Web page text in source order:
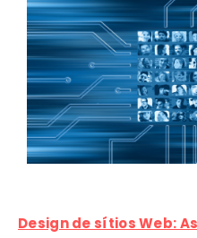
Design de sítios Web: